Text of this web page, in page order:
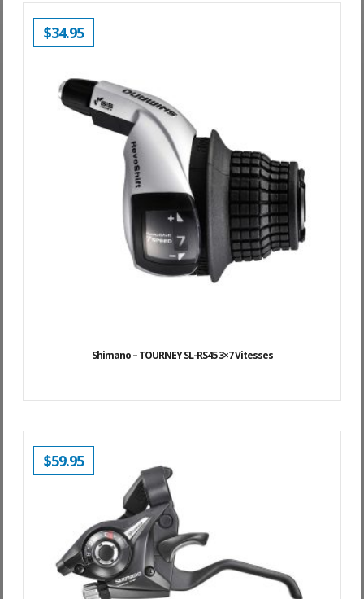
Shimano – TOURNEY SL-RS45 3×7 Vitesses
$34.95
$59.95